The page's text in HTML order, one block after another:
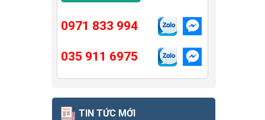
0971 833 994
035 911 6975
TIN TỨC MỚI